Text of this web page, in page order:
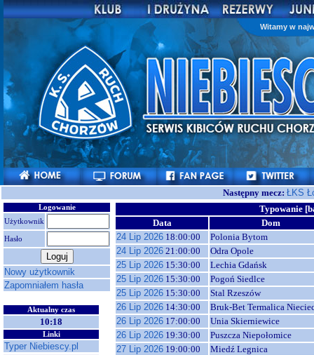
Witamy w
Następny mecz: ŁKS
Logowanie
Użytkownik
Hasło
Nowy użytkownik
Zapomniałem hasła
Aktualny czas
10:18
Linki
Typer Niebiescy.pl
Typowanie
Data
Dom
24 Lip 2026 18:00:00
Polonia Bytom
24 Lip 2026 21:00:00
Odra Opole
25 Lip 2026 15:30:00
Lechia Gdańsk
25 Lip 2026 15:30:00
Pogoń Siedlce
25 Lip 2026 15:30:00
Stal Rzeszów
26 Lip 2026 14:30:00
Bruk-Bet Termalica
26 Lip 2026 17:00:00
Unia Skierniewice
26 Lip 2026 19:30:00
Puszcza Niepołomice
27 Lip 2026 19:00:00
Miedź Legnica